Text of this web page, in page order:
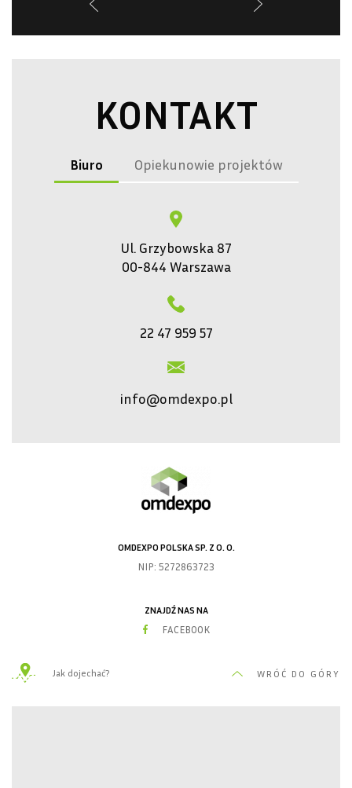
KONTAKT
Biuro Opiekunowie projektów
Ul. Grzybowska 87
00-844 Warszawa
22 47 959 57
info@omdexpo.pl
OMDEXPO POLSKA SP. Z O. O.
NIP: 5272863723
ZNAJDŹ NAS NA
FACEBOOK
Jak dojechać? WRÓĆ DO GÓRY